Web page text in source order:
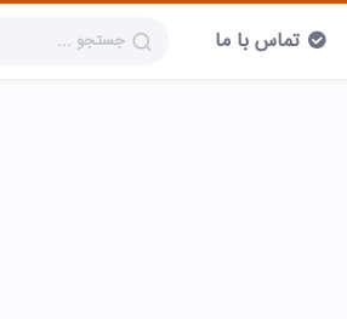
تماس با ما